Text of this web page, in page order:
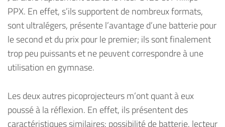
PPX. En effet, s’ils supportent de nombreux formats,
sont ultralégers, présente l’avantage d’une batterie pour
le second et du prix pour le premier; ils sont finalement
trop peu puissants et ne peuvent correspondre à une
utilisation en gymnase.
Les deux autres picoprojecteurs m’ont quant à eux
poussé à la réflexion. En effet, ils présentent des
caractéristiques similaires: possibilité de batterie, lecteur